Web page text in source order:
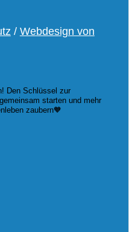
/ Webdesign von
Den Schlüssel zur
starten und mehr
zaubern🧡